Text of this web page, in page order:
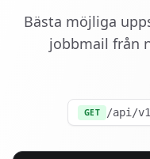
Bästa möjliga
jobbmail från
GET /api/